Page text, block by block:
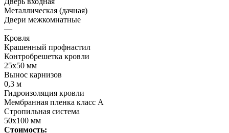
Металлическая (дачная)
Двери межкомнатные
—
Кровля
Крашенный профнастил
Контробрешетка кровли
25х50 мм
Вынос карнизов
0,3 м
Гидроизоляция кровли
Мембранная пленка класс А
Стропильная система
50х100 мм
Стоимость: